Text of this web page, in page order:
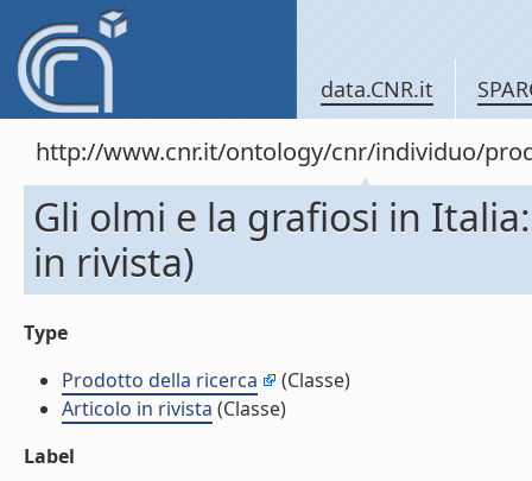
data.CNR.it
http://www.cnr.it/ontology/cnr/individuo/
Gli olmi e la grafiosi in
in rivista)
Type
Prodotto della ricerca
(Classe)
Articolo in rivista (Classe)
Label